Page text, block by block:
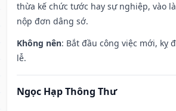
thừa kế chức tước hay sự nghiệp, vào
nộp đơn dâng sớ.
Không nên: Bắt đầu công việc mới, kỵ
lễ.
Ngọc Hạp Thông Thư